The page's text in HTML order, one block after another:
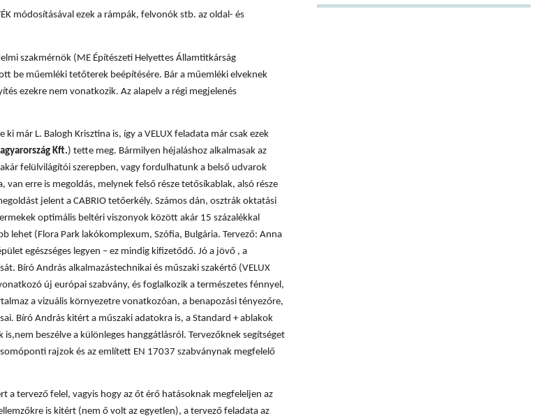
módosításával ezek a rámpák, felvonók stb. az oldal- és
szakmérnök (ME Építészeti Helyettes Államtitkárság
be műemléki tetőterek beépítésére. Bár a műemléki elveknek
ezekre nem vonatkozik. Az alapelv a régi megjelenés
már L. Balogh Krisztina is, így a VELUX feladata már csak ezek
Kft.) tette meg. Bármilyen héjaláshoz alkalmasak az
felülvilágítói szerepben, vagy fordulhatunk a belső udvarok
erre is megoldás, melynek felső része tetősíkablak, alsó része
jelent a CABRIO tetőerkély. Számos dán, osztrák oktatási
optimális beltéri viszonyok között akár 15 százalékkal
lehet (Flora Park lakókomplexum, Szófia, Bulgária. Tervező: Anna
egészséges legyen – ez mindig kifizetődő. Jó a jövő , a
Bíró András alkalmazástechnikai és műszaki szakértő (VELUX
új európai szabvány, és foglalkozik a természetes fénnyel,
a vizuális környezetre vonatkozóan, a benapozási tényezőre,
Bíró András kitért a műszaki adatokra is, a Standard + ablakok
beszélve a különleges hanggátlásról. Tervezőknek segítséget
rajzok és az említett EN 17037 szabványnak megfelelő
a tervező felel, vagyis hogy az őt érő hatásoknak megfeleljen az
is kitért (nem ő volt az egyetlen), a tervező feladata az